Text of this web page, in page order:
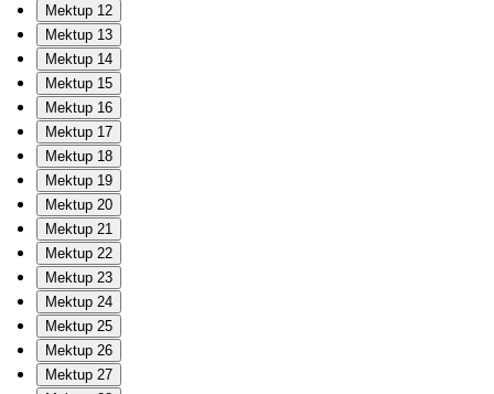
Mektup 12
Mektup 13
Mektup 14
Mektup 15
Mektup 16
Mektup 17
Mektup 18
Mektup 19
Mektup 20
Mektup 21
Mektup 22
Mektup 23
Mektup 24
Mektup 25
Mektup 26
Mektup 27